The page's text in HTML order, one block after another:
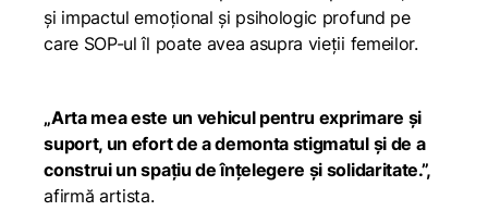
și impactul emoțional și psihologic profund pe
care SOP-ul îl poate avea asupra vieții femeilor.
„Arta mea este un vehicul pentru exprimare și
suport, un efort de a demonta stigmatul și de a
construi un spațiu de înțelegere și solidaritate.”,
afirmă artista.